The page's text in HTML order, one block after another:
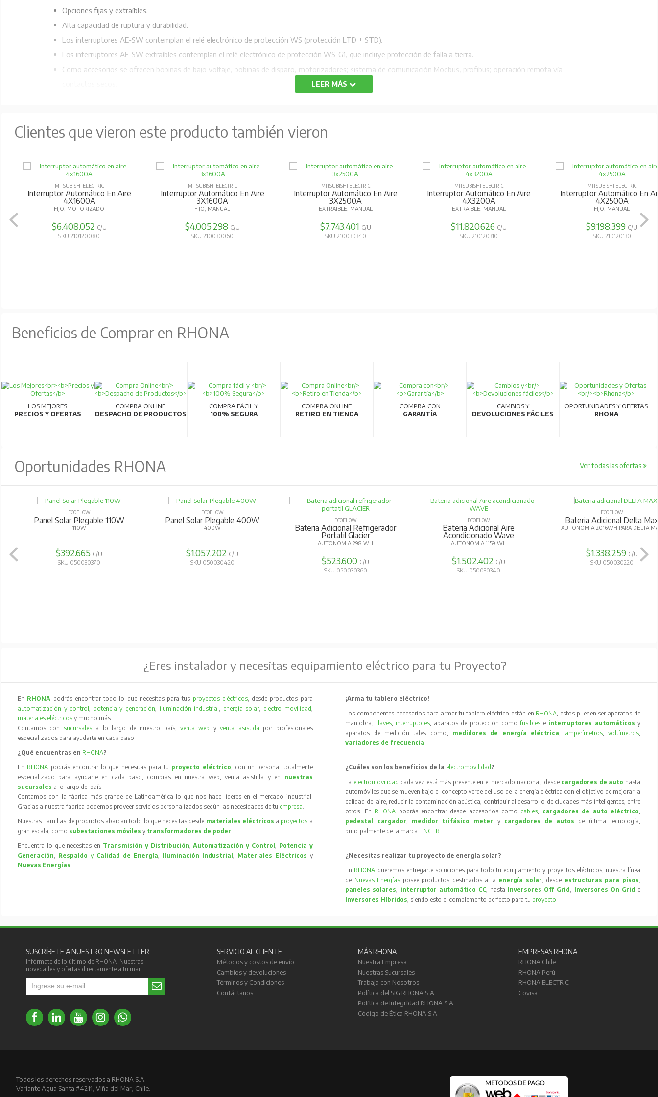
Opciones fijas y extraíbles.
Alta capacidad de ruptura y durabilidad.
Los interruptores AE-SW contemplan el relé electrónico de protección WS (protección LTD + STD).
Los interruptores AE-SW extraíbles contemplan el relé electrónico de protección WS-G1, que incluye protección de falla a tierra.
Como accesorios se ofrecen bobinas de bajo voltaje, bobinas de disparo, motorizadores; sistema de comunicación Modbus, profibus; operación remota vía
LEER MÁS
Clientes que vieron este producto también vieron
MITSUBISHI ELECTRIC
Interruptor Automático En Aire
4X1600A
FIJO, MOTORIZADO
$6.408.052 C/U
SKU 210120080
MITSUBISHI ELECTRIC
Interruptor Automático En Aire
3X1600A
FIJO, MANUAL
$4.005.298 C/U
SKU 210030060
MITSUBISHI ELECTRIC
Interruptor Automático En Aire
3X2500A
EXTRAÍBLE, MANUAL
$7.743.401 C/U
SKU 210030340
MITSUBISHI ELECTRIC
Interruptor Automático En Aire
4X3200A
EXTRAIBLE, MANUAL
$11.820.626 C/U
SKU 210120310
MITSUBISHI ELECTRIC
Interruptor Automático En
4X2500A
FIJO, MANUAL
$9.198.399 C/U
SKU 210120130
Beneficios de Comprar en RHONA
LOS MEJORES
PRECIOS Y OFERTAS
COMPRA ONLINE
DESPACHO DE PRODUCTOS
COMPRA FÁCIL Y
100% SEGURA
COMPRA ONLINE
RETIRO EN TIENDA
COMPRA CON
GARANTÍA
CAMBIOS Y
DEVOLUCIONES FÁCILES
OPORTUNIDADES Y OFERTAS
RHONA
Oportunidades RHONA Ver todas las ofertas
ECOFLOW
Panel Solar Plegable 110W
110W
$392.665 C/U
SKU 050030370
ECOFLOW
Panel Solar Plegable 400W
400W
$1.057.202 C/U
SKU 050030420
ECOFLOW
Bateria Adicional Refrigerador
Portatil Glacier
AUTONOMIA 298 WH
$523.600 C/U
SKU 050030360
ECOFLOW
Bateria Adicional Aire
Acondicionado Wave
AUTONOMIA 1159 WH
$1.502.402 C/U
SKU 050030340
ECOFLOW
Bateria Adicional Delta
AUTONOMIA 2016WH PARA DELTA
$1.338.259 C/U
SKU 050030220
¿Eres instalador y necesitas equipamiento eléctrico para tu Proyecto?
En RHONA podrás encontrar todo lo que necesitas para tus proyectos eléctricos, desde productos para
automatización y control, potencia y generación, iluminación industrial, energía solar, electro movilidad,
materiales eléctricos y mucho más…
Contamos con sucursales a lo largo de nuestro país, venta web yventa asistida por profesionales
especializados para ayudarte en cada paso.
¿Qué encuentras en RHONA?
En RHONA podrás encontrar lo que necesitas para tu proyecto eléctrico, con un personal totalmente
especializado para ayudarte en cada paso, compras en nuestra web, venta asistida y en nuestras
sucursales a lo largo del país.
Contamos con la fábrica más grande de Latinoamérica lo que nos hace líderes en el mercado industrial.
Gracias a nuestra fábrica podemos proveer servicios personalizados según las necesidades de tu empresa.
Nuestras Familias de productos abarcan todo lo que necesitas desde materiales eléctricos a proyectos a
gran escala, como subestaciones móvilesy transformadores de poder.
Encuentra lo que necesitas en Transmisión y Distribución,Automatización y Control, Potencia y
Generación, Respaldo y Calidad de Energía, Iluminación Industrial , Materiales Eléctricos y
Nuevas Energías.
¡Arma tu tablero eléctrico!
Los componentes necesarios para armar tu tablero eléctrico están en RHONA, estos pueden ser aparatos de
maniobra;
llaves, interruptores, aparatos de protección comofusibles e interruptores automáticos y
aparatos de medición tales como; medidores de energía eléctrica, amperímetros, voltímetros,
variadores de frecuencia.
¿Cuáles son los beneficios de la electromovilidad ?
La electromovilidad cada vez está más presente en el mercado nacional, desde cargadores de auto hasta
automóviles que se mueven bajo el concepto verde del uso de la energía eléctrica con el objetivo de mejorar la
calidad del aire, reducir la contaminación acústica, contribuir al desarrollo de ciudades más inteligentes, entre
otros. En RHONA podrás encontrar desde accesorios como cables, cargadores de auto eléctrico,
pedestal cargador, medidor trifásico meter y cargadores de autos
de última tecnología,
principalmente de la marca LINCHR.
¿Necesitas realizar tu proyecto de energía solar?
En RHONA queremos entregarte soluciones para todo tu equipamiento y proyectos eléctricos, nuestra línea
de Nuevas Energías posee productos destinados a la energía solar, desde estructuras para pisos,
paneles solares, interruptor automático CC, hasta Inversores Off Grid, Inversores On Grid e
Inversores Híbridos, siendo esto el complemento perfecto para tu proyecto.
SUSCRÍBETE A NUESTRO NEWSLETTER
Infórmate de lo último de RHONA. Nuestras
novedades y ofertas directamente a tu mail.
SERVICIO AL CLIENTE
Métodos y costos de envío
Cambios y devoluciones
Términos y Condiciones
Contáctanos
MÁS RHONA
Nuestra Empresa
Nuestras Sucursales
Trabaja con Nosotros
Política del SIG RHONA S.A.
Política de Integridad RHONA S.A.
Código de Ética RHONA S.A.
EMPRESAS RHONA
RHONA Chile
RHONA Perú
RHONA ELECTRIC
Covisa
Todos los derechos reservados a RHONA S.A.
Variante Agua Santa #4211, Viña del Mar, Chile.